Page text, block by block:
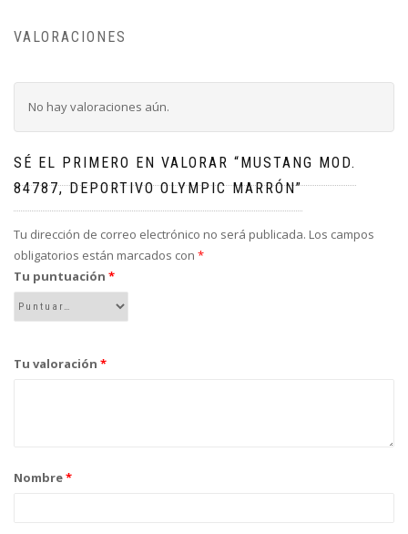
VALORACIONES
No hay valoraciones aún.
SÉ EL PRIMERO EN VALORAR “MUSTANG MOD.
84787, DEPORTIVO OLYMPIC MARRÓN”
Tu dirección de correo electrónico no será publicada. Los campos
obligatorios están marcados con *
Tu puntuación *
Tu valoración *
Nombre*